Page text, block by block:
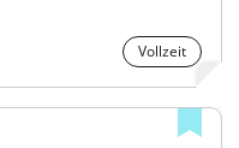
Vollzeit